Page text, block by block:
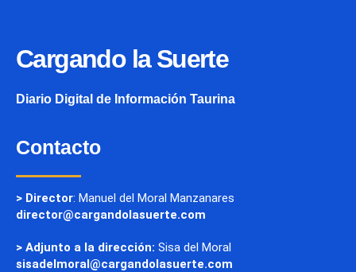
Cargando la Suerte
Diario Digital de Información Taurina
Contacto
> Director: Manuel del Moral Manzanares
director@cargandolasuerte.com
> Adjunto a la dirección: Sisa del Moral
sisadelmoral@cargandolasuerte.com